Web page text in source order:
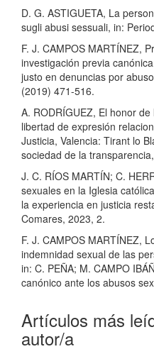
D. G. ASTIGUETA, La
sugli abusi sessuali, in:
F. J. CAMPOS MARTÍNEZ,
investigación previa
justo en denuncias por
(2019) 471-516.
A. RODRÍGUEZ, El honor
libertad de expresión
Justicia, Valencia: Tirant lo
sociedad de la
J. C. RÍOS MARTÍN; C.
sexuales en la Iglesia
la experiencia en justicia
Comares, 2023, 2.
F. J. CAMPOS MARTÍNEZ,
indemnidad sexual de las
in: C. PEÑA; M. CAMPO
canónico ante los abusos
Artículos más
autor/a